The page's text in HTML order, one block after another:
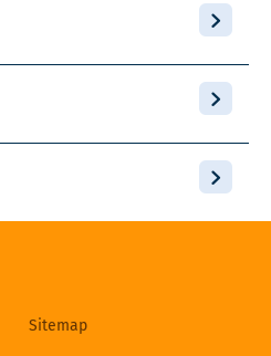
Sitemap